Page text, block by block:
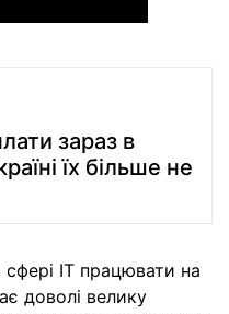
зараз в
їх більше не
IT працювати на
доволі велику